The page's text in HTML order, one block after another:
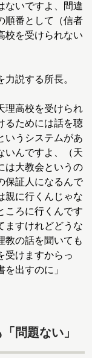
ないですよ、間違
順番として（信者
校を受けられない
説する所長。
理高校を受けられ
るためには話を聴
いうシステムがあ
いんですよ、（天
は大教会というの
保証人になるんで
親に行くんじゃな
ころに行くんです
ますけれどどうな
教の話を聞いても
受けますからっ
出すのに」
問題ない」